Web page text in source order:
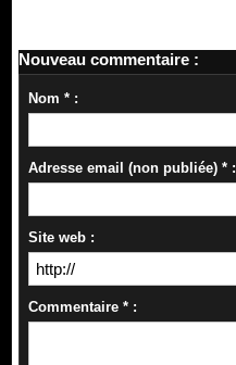
Nouveau commentaire :
Nom * :
Adresse email (non publiée) * :
Site web :
Commentaire * :